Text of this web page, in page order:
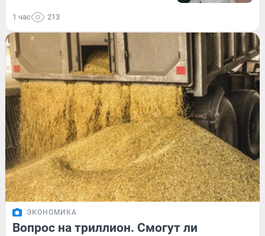
1 час 213
ЭКОНОМИКА
Вопрос на триллион. Смогут ли